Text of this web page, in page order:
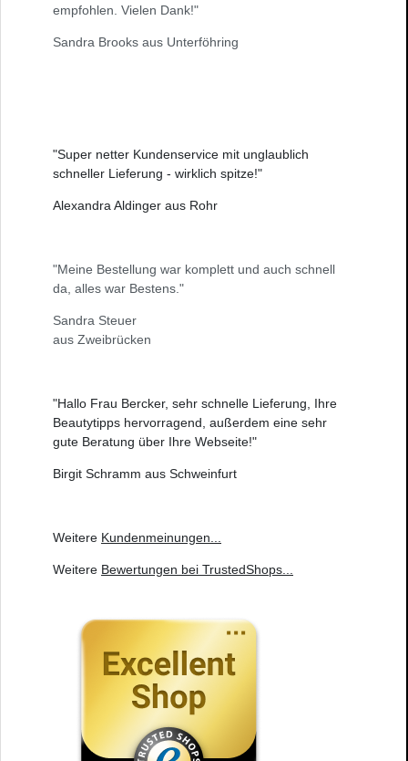
empfohlen. Vielen Dank!"
Sandra Brooks aus Unterföhring
"Super netter Kundenservice mit unglaublich
schneller Lieferung - wirklich spitze!"
Alexandra Aldinger aus Rohr
"Meine Bestellung war komplett und auch schnell
da, alles war Bestens."
Sandra Steuer
aus Zweibrücken
"Hallo Frau Bercker, sehr schnelle Lieferung, Ihre
Beautytipps hervorragend, außerdem eine sehr
gute Beratung über Ihre Webseite!"
Birgit Schramm aus Schweinfurt
Weitere Kundenmeinungen
Weitere Bewertungen bei TrustedShops